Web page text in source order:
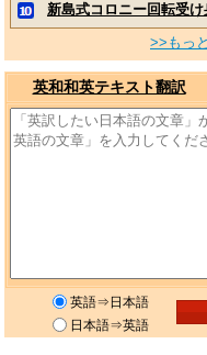
新島式コロニー回転受け
>>もっ
英和和英テキスト翻訳
英語⇒日本語
日本語⇒英語